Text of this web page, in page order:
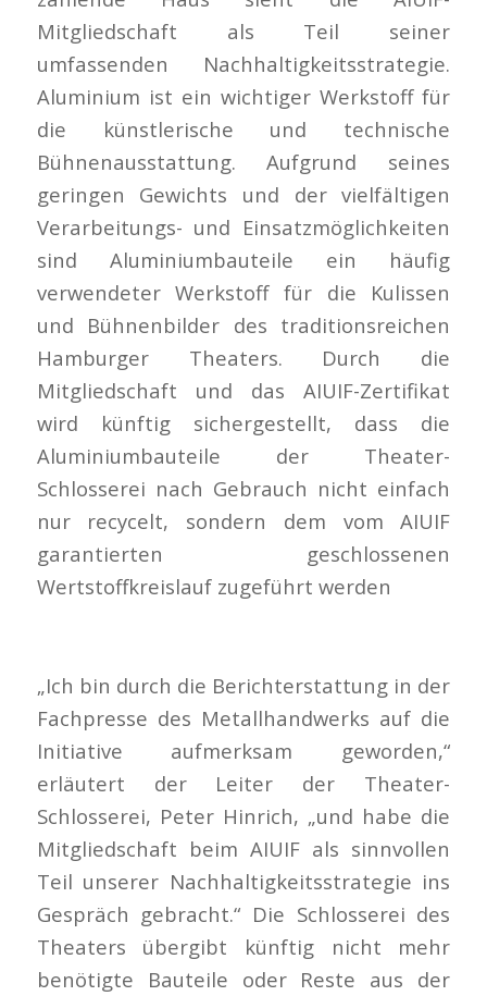
Mitgliedschaft als Teil seiner
umfassenden Nachhaltigkeitsstrategie.
Aluminium ist ein wichtiger Werkstoff für
die künstlerische und technische
Bühnenausstattung. Aufgrund seines
geringen Gewichts und der vielfältigen
Verarbeitungs- und Einsatzmöglichkeiten
sind Aluminiumbauteile ein häufig
verwendeter Werkstoff für die Kulissen
und Bühnenbilder des traditionsreichen
Hamburger Theaters. Durch die
Mitgliedschaft und das AIUIF-Zertifikat
wird künftig sichergestellt, dass die
Aluminiumbauteile der Theater-
Schlosserei nach Gebrauch nicht einfach
nur recycelt, sondern dem vom AIUIF
garantierten geschlossenen
Wertstoffkreislauf zugeführt werden
„Ich bin durch die Berichterstattung in der
Fachpresse des Metallhandwerks auf die
Initiative aufmerksam geworden,“
erläutert der Leiter der Theater-
Schlosserei, Peter Hinrich, „und habe die
Mitgliedschaft beim AIUIF als sinnvollen
Teil unserer Nachhaltigkeitsstrategie ins
Gespräch gebracht.“ Die Schlosserei des
Theaters übergibt künftig nicht mehr
benötigte Bauteile oder Reste aus der